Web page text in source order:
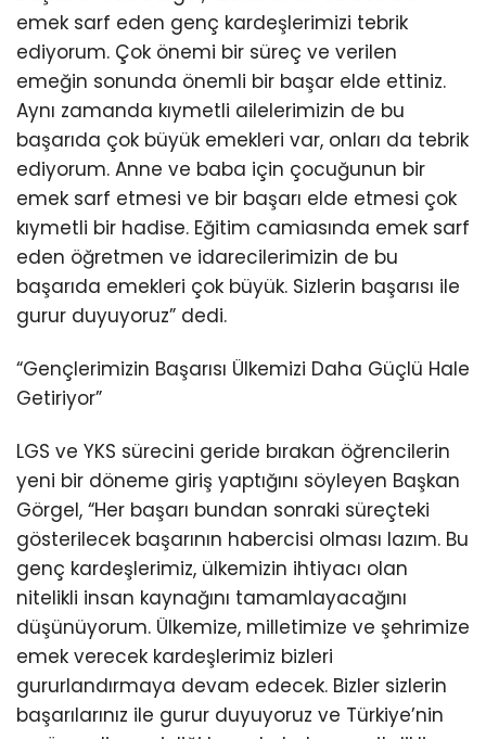
emek sarf eden genç kardeşlerimizi tebrik
ediyorum. Çok önemi bir süreç ve verilen
emeğin sonunda önemli bir başar elde ettiniz.
Aynı zamanda kıymetli ailelerimizin de bu
başarıda çok büyük emekleri var, onları da tebrik
ediyorum. Anne ve baba için çocuğunun bir
emek sarf etmesi ve bir başarı elde etmesi çok
kıymetli bir hadise. Eğitim camiasında emek sarf
eden öğretmen ve idarecilerimizin de bu
başarıda emekleri çok büyük. Sizlerin başarısı ile
gurur duyuyoruz” dedi.
“Gençlerimizin Başarısı Ülkemizi Daha Güçlü Hale
Getiriyor”
LGS ve YKS sürecini geride bırakan öğrencilerin
yeni bir döneme giriş yaptığını söyleyen Başkan
Görgel, “Her başarı bundan sonraki süreçteki
gösterilecek başarının habercisi olması lazım. Bu
genç kardeşlerimiz, ülkemizin ihtiyacı olan
nitelikli insan kaynağını tamamlayacağını
düşünüyorum. Ülkemize, milletimize ve şehrimize
emek verecek kardeşlerimiz bizleri
gururlandırmaya devam edecek. Bizler sizlerin
başarılarınız ile gurur duyuyoruz ve Türkiye’nin